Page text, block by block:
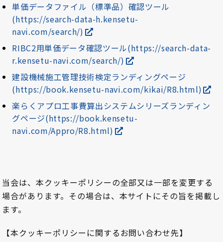
単価データファイル（標準品）確認ツール
(https://search-data-h.kensetu-
navi.com/search/)
RIBC2用単価データ確認ツール(https://search-data-
r.kensetu-navi.com/search/)
建設機械施工管理技術検定ランディングページ
(https://book.kensetu-navi.com/kikai/R8.html)
楽らくアプロ工事費算出システムシリーズランディン
グページ(https://book.kensetu-
navi.com/Appro/R8.html)
当会は、本クッキーポリシーの全部又は一部を変更する
場合があります。その場合は、本サイトにその旨を掲載し
ます。
【本クッキーポリシーに関するお問い合わせ先】